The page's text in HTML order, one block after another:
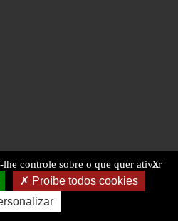
X
controle sobre o que quer ativar
Proíbe todos cookies